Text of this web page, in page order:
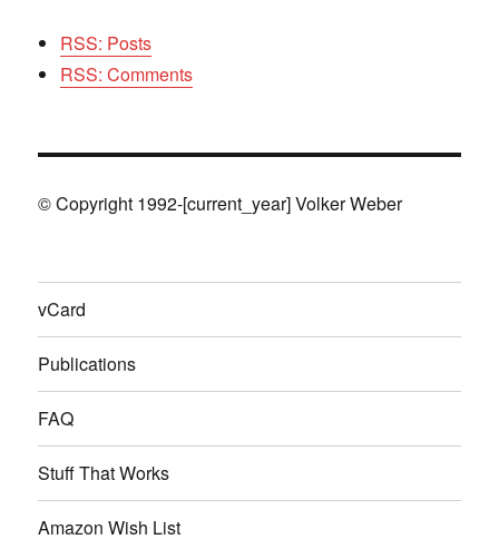
RSS: Posts
RSS: Comments
© Copyright 1992-[current_year] Volker Weber
vCard
Publications
FAQ
Stuff That Works
Amazon Wish List